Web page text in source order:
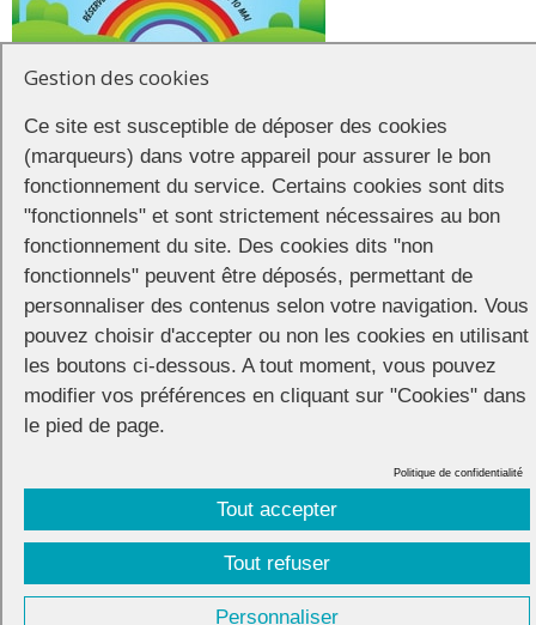
La Marche
Cette année, pour animer la Gay Pride de Gap, ses organisateurs,
membres de l’association Freedom 05, proposent aux manifestants
de défiler sur le thème « Les cinquante ans de Stonewall».
Préparation du char à partir de 11h sur l’esplanade de la Paix.
Départ du cortège depuis l’esplanade de la Paix à 15h. Itinéraire :
boulevard Pompidou – rue Carnot – boulevard de la Libération –
place de la République – rue Pasteur
arrivée au parc de la Pépinière pour terminer l’après-midi dans la
bonne humeur et faire la fête jusqu’à une heure avancée de la soirée.
© 2026 |Mentions légales
Réalisation :Unscuzzy| Conception :Visuelab|
Gestion des cookies
Ce site est susceptible de déposer des cookies
(marqueurs) dans votre appareil pour assurer le bon
fonctionnement du service. Certains cookies sont dits
"fonctionnels" et sont strictement nécessaires au bon
fonctionnement du site. Des cookies dits "non
fonctionnels" peuvent être déposés, permettant de
personnaliser des contenus selon votre navigation. Vous
pouvez choisir d'accepter ou non les cookies en utilisant
les boutons ci-dessous. A tout moment, vous pouvez
modifier vos préférences en cliquant sur "Cookies" dans
le pied de page.
Tout accepter
Tout refuser
Personnaliser
Politique de confidentialité